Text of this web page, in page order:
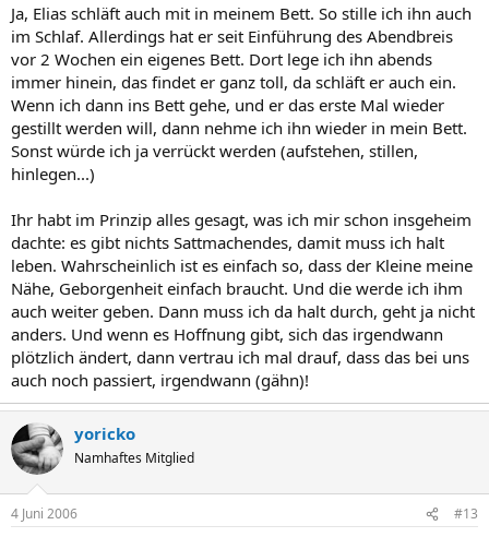
Ja, Elias schläft auch mit in meinem Bett. So stille ich ihn auch
im Schlaf. Allerdings hat er seit Einführung des Abendbreis
vor 2 Wochen ein eigenes Bett. Dort lege ich ihn abends
immer hinein, das findet er ganz toll, da schläft er auch ein.
Wenn ich dann ins Bett gehe, und er das erste Mal wieder
gestillt werden will, dann nehme ich ihn wieder in mein Bett.
Sonst würde ich ja verrückt werden (aufstehen, stillen,
hinlegen...)
Ihr habt im Prinzip alles gesagt, was ich mir schon insgeheim
dachte: es gibt nichts Sattmachendes, damit muss ich halt
leben. Wahrscheinlich ist es einfach so, dass der Kleine meine
Nähe, Geborgenheit einfach braucht. Und die werde ich ihm
auch weiter geben. Dann muss ich da halt durch, geht ja nicht
anders. Und wenn es Hoffnung gibt, sich das irgendwann
plötzlich ändert, dann vertrau ich mal drauf, dass das bei uns
auch noch passiert, irgendwann (gähn)!
yoricko
Namhaftes Mitglied
4 Juni 2006 #13